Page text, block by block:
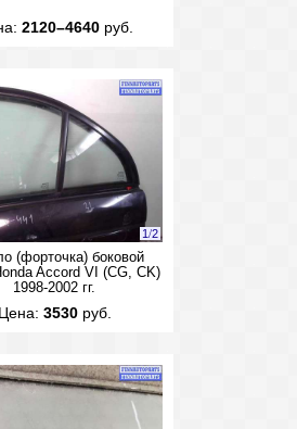
2120–4640руб.
1/2
(форточка) боковой
Accord VI (CG, CK)
1998-2002 гг.
Цена: 3530руб.